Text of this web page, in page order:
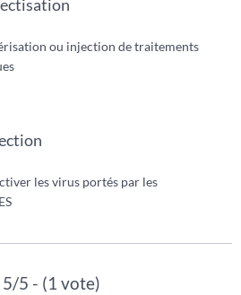
ou injection de traitements
les virus portés par les
5/5 - (1 vote)